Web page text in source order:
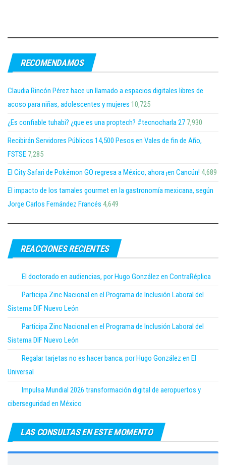
RECOMENDAMOS
Claudia Rincón Pérez hace un llamado a espacios digitales libres de
acoso para niñas, adolescentes y mujeres 10,725
¿Es confiable tuhabi? ¿que es una proptech? #tecnocharla 27 7,930
Recibirán Servidores Públicos 14,500 Pesos en Vales de fin de Año,
FSTSE 7,285
El City Safari de Pokémon GO regresa a México, ahora ¡en Cancún! 4,689
El impacto de los tamales gourmet en la gastronomía mexicana, según
Jorge Carlos Fernández Francés 4,649
REACCIONES RECIENTES
El doctorado en audiencias, por Hugo González en ContraRéplica
Participa Zinc Nacional en el Programa de Inclusión Laboral del
Sistema DIF Nuevo León
Participa Zinc Nacional en el Programa de Inclusión Laboral del
Sistema DIF Nuevo León
Regalar tarjetas no es hacer banca; por Hugo González en El
Universal
Impulsa Mundial 2026 transformación digital de aeropuertos y
ciberseguridad en México
LAS CONSULTAS EN ESTE MOMENTO